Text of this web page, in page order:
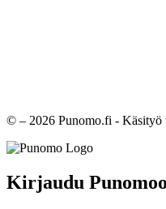
© – 2026 Punomo.fi - Käsityö
Kirjaudu